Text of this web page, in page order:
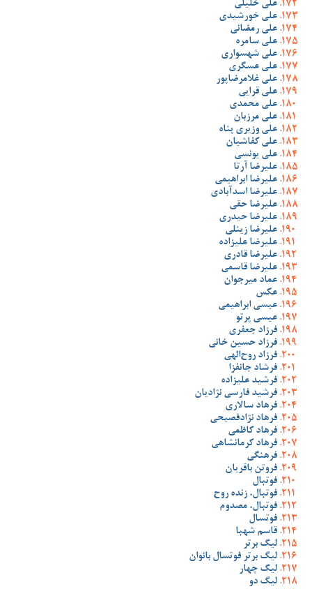
علی خلیلی
علی خورشیدی
علی رمضانی
علی سامره
علی شهسواری
علی عسگری
علی غلامرضاپور
علی قرایی
علی محمدی
علی مرزبان
علی وزیری پناه
علی کفاشیان
علی یونسی
علیرضا آرتا
علیرضا ابراهیمی
علیرضا اسدآبادی
علیرضا حقی
علیرضا حیدری
علیرضا زینلی
علیرضا علیزاده
علیرضا قادری
علیرضا قاسمی
عماد میرجوان
عکس
عیسی ابراهیمی
عیسی پرتو
فرزاد جعفری
فرزاد حسین خانی
فرزاد روح‌الهی
فرشاد جانفزا
فرشید علیزاده
فرشید فارسی نژادیان
فرهاد سالاری
فرهاد نژادفصیحی
فرهاد کاظمی
فرهاد کرمانشاهی
فرهنگی
فروتن باقریان
فوتبال
فوتبال، زنده روح
فوتبال، مصدوم
فوتسال
قاسم شهبا
لیگ برتر
لیگ برتر فوتسال بانوان
لیگ چهار
لیگ دو